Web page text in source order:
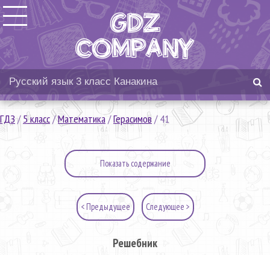
ГДЗ/5 класс/Математика/Герасимов/41
Показать содержание
< Предыдущее Следующее >
Решебник